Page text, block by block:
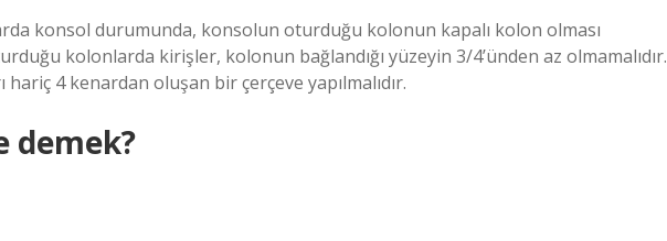
konsol durumunda, konsolun oturduğu kolonun kapalı kolon olması
kolonlarda kirişler, kolonun bağlandığı yüzeyin 3/4’ünden az olmamalıdır.
hariç 4 kenardan oluşan bir çerçeve yapılmalıdır.
demek?